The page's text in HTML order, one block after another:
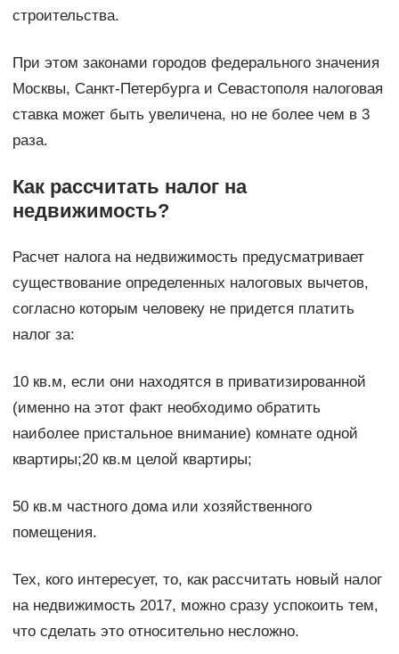
строительства.
При этом законами городов федерального значения
Москвы, Санкт-Петербурга и Севастополя налоговая
ставка может быть увеличена, но не более чем в 3
раза.
Как рассчитать налог на
недвижимость?
Расчет налога на недвижимость предусматривает
существование определенных налоговых вычетов,
согласно которым человеку не придется платить
налог за:
10 кв.м, если они находятся в приватизированной
(именно на этот факт необходимо обратить
наиболее пристальное внимание) комнате одной
квартиры;20 кв.м целой квартиры;
50 кв.м частного дома или хозяйственного
помещения.
Тех, кого интересует, то, как рассчитать новый налог
на недвижимость 2017, можно сразу успокоить тем,
что сделать это относительно несложно.